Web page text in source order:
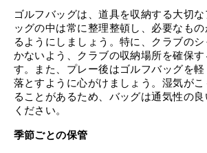
ゴルフバッグは、道具を収納する大切
ッグの中は常に整理整頓し、必要なも
るようにしましょう。特に、クラブの
かないよう、クラブの収納場所を確保
す。また、プレー後はゴルフバッグを
落とすように心がけましょう。湿気がこ
ることがあるため、バッグは通気性の
ください。
季節ごとの保管